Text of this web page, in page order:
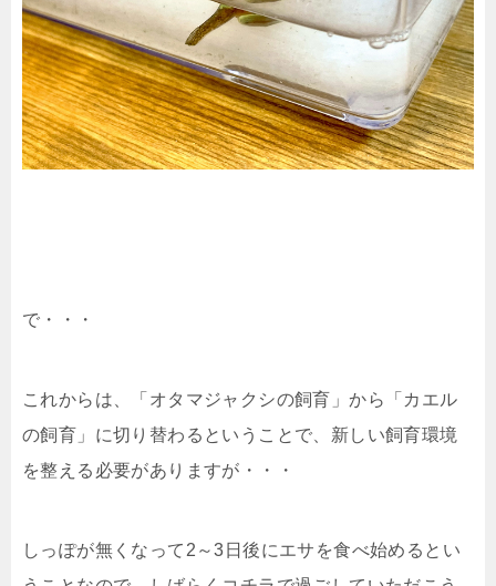
で・・・
これからは、「オタマジャクシの飼育」から「カエル
の飼育」に切り替わるということで、新しい飼育環境
を整える必要がありますが・・・
しっぽが無くなって2～3日後にエサを食べ始めるとい